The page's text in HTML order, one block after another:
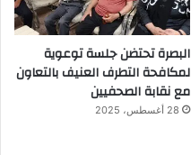
البصرة تحتضن جلسة توعوية
لمكافحة التطرف العنيف بالتعاون
مع نقابة الصحفيين
28 أغسطس، 2025